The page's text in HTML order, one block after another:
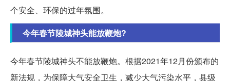
个安全、环保的过年氛围。
今年春节陵城神头能放鞭炮?
今年春节陵城神头不能放鞭炮。根据2021年12月份颁布的
新法规，为保障大气安全卫生，减少大气污染水平，县级